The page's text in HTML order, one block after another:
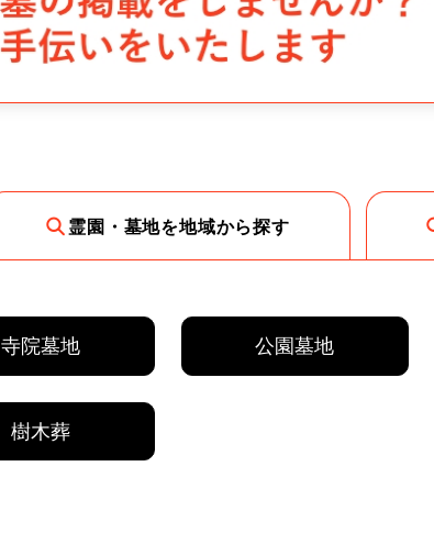
霊園・墓地を地域から探す
寺院墓地 公園墓地
樹木葬